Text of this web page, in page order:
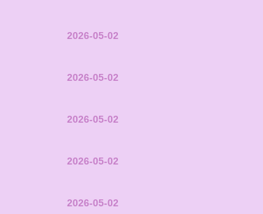
2026-05-02
2026-05-02
2026-05-02
2026-05-02
2026-05-02